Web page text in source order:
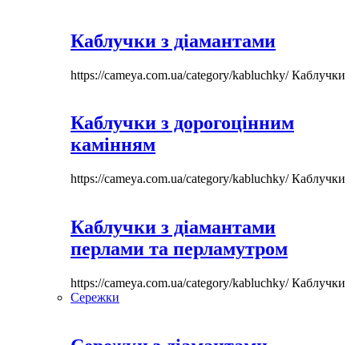
Каблучки з діамантами
https://cameya.com.ua/category/kabluchky/Каблучки
Каблучки з дорогоцінним
камінням
https://cameya.com.ua/category/kabluchky/Каблучки
Каблучки з діамантами
перлами та перламутром
https://cameya.com.ua/category/kabluchky/Каблучки
Сережки